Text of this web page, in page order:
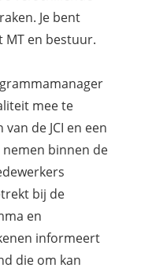
Je bent
en bestuur.
mee te
de JCI en een
binnen de
bij de
en
informeert
die om kan